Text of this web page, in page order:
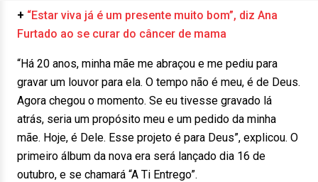
+ “Estar viva já é um presente muito bom”, diz Ana
Furtado ao se curar do câncer de mama
“Há 20 anos, minha mãe me abraçou e me pediu para
gravar um louvor para ela. O tempo não é meu, é de Deus.
Agora chegou o momento. Se eu tivesse gravado lá
atrás, seria um propósito meu e um pedido da minha
mãe. Hoje, é Dele. Esse projeto é para Deus”, explicou. O
primeiro álbum da nova era será lançado dia 16 de
outubro, e se chamará “A Ti Entrego”.